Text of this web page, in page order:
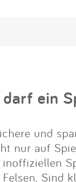
ein
und
nur auf
Sind